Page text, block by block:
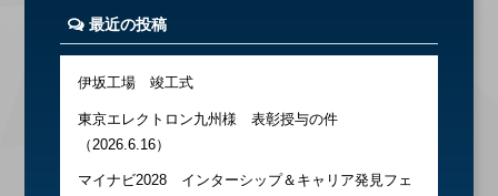
最近の投稿
伊坂工場 竣工式
東京エレクトロン九州様 表彰授与の件
（2026.6.16）
マイナビ2028 インターシップ＆キャリア発見フェ